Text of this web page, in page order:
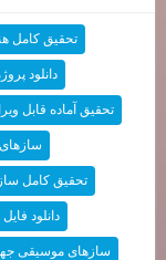
تحقیق کامل
دانلود
تحقیق آماده قابل
تحقیق کامل
دانلود
سازهای موسیقی